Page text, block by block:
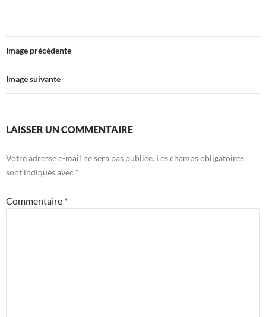
Image précédente
Image suivante
LAISSER UN COMMENTAIRE
Votre adresse e-mail ne sera pas publiée. Les champs obligatoires
sont indiqués avec *
Commentaire *